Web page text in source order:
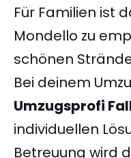
Für Familien ist
Mondello zu
schönen
Bei deinem
Umzugsprofi
individuellen
Betreuung wird